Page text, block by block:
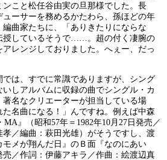
こと松任谷由実の旦那様でした。長
ーサーを務めるかたわら、孫ほどの年
曲家たちに、「ありきたりにならな
授しているそうで……。超の付く凄腕の
レンジしておりました。へぇー、だっ
は、すでに常識でありますが、シング
しアルバムに収録の曲でシングル・カ
名なクリエーターが担当している場
名曲になる！」んですね。例えば中森
』（昭和57年＝1982年10月27日発売／
／編曲：萩田光雄）がそうですし、渡
メが翔んだ日』のＢ面『なのにあい
売／作詞：伊藤アキラ／作曲：絵渡辺真